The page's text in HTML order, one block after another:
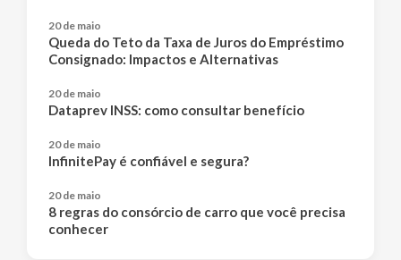
20 de maio
Queda do Teto da Taxa de Juros do Empréstimo
Consignado: Impactos e Alternativas
20 de maio
Dataprev INSS: como consultar benefício
20 de maio
InfinitePay é confiável e segura?
20 de maio
8 regras do consórcio de carro que você precisa
conhecer